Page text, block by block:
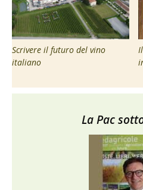
Scrivere il futuro del vino
italiano
La Pac